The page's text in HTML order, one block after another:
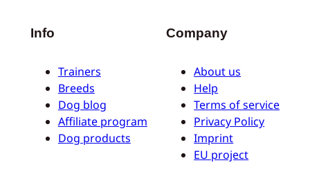
Info
Trainers
Breeds
Dog blog
Affiliate program
Dog products
Company
About us
Help
Terms of service
Privacy Policy
Imprint
EU project